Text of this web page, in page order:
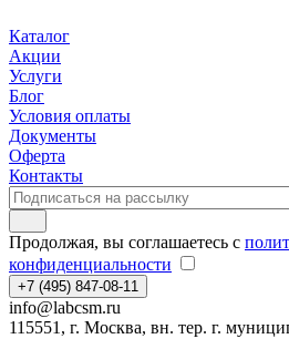
Каталог
Акции
Услуги
Блог
Условия оплаты
Документы
Оферта
Контакты
Продолжая, вы соглашаетесь с
конфиденциальности
+7 (495) 847-08-11
info@labcsm.ru
115551, г. Москва, вн. тер. г.